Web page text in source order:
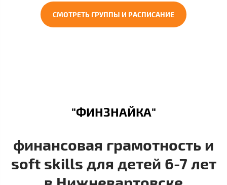
СМОТРЕТЬ ГРУППЫ И РАСПИСАНИЕ
"ФИНЗНАЙКА"
финансовая грамотность и
soft skills для детей 6-7 лет